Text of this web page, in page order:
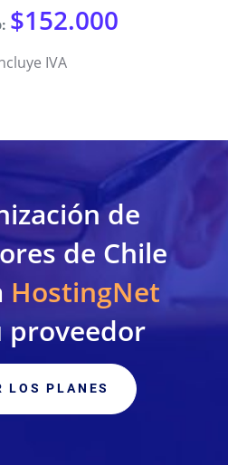
$152.000
IVA
de
de Chile
HostingNet
proveedor
LOS PLANES